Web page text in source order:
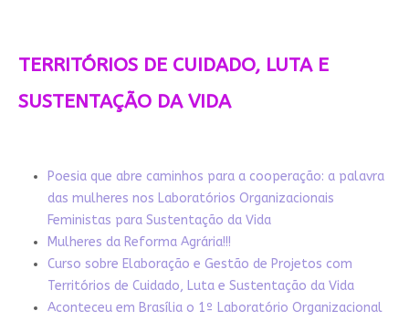
TERRITÓRIOS DE CUIDADO, LUTA E
SUSTENTAÇÃO DA VIDA
Poesia que abre caminhos para a cooperação: a palavra
das mulheres nos Laboratórios Organizacionais
Feministas para Sustentação da Vida
Mulheres da Reforma Agrária!!!
Curso sobre Elaboração e Gestão de Projetos com
Territórios de Cuidado, Luta e Sustentação da Vida
Aconteceu em Brasília o 1º Laboratório Organizacional